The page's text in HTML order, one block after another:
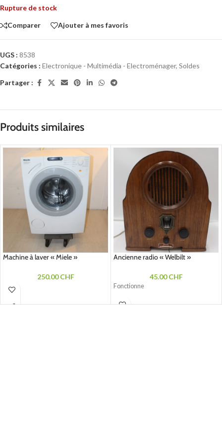
Rupture de stock
Comparer Ajouter à mes favoris
UGS : 8538
Catégories : Electronique - Multimédia - Electroménager, Soldes
Partager :
Produits similaires
Machine à laver « Miele »
250.00CHF
Ancienne radio « Welbilt »
45.00CHF
Fonctionne